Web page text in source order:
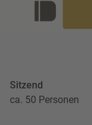
Sitzend
ca. 50 Personen